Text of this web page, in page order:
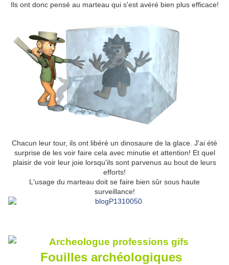
Ils ont donc pensé au marteau qui s'est avéré bien plus efficace!
Chacun leur tour, ils ont libéré un dinosaure de la glace. J'ai été
surprise de les voir faire cela avec minutie et attention! Et quel
plaisir de voir leur joie lorsqu'ils sont parvenus au bout de leurs
efforts!
L'usage du marteau doit se faire bien sûr sous haute
surveillance!
Fouilles archéologiques